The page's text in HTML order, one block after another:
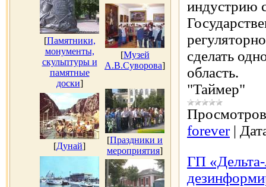
[Памятники,
монументы,
скульптуры и
памятные
доски]
[Музей
А.В.Суворова]
[Дунай]
[Праздники и
мероприятия]
индустрию
сделать
область.
"Таймер"
forever |
ГП